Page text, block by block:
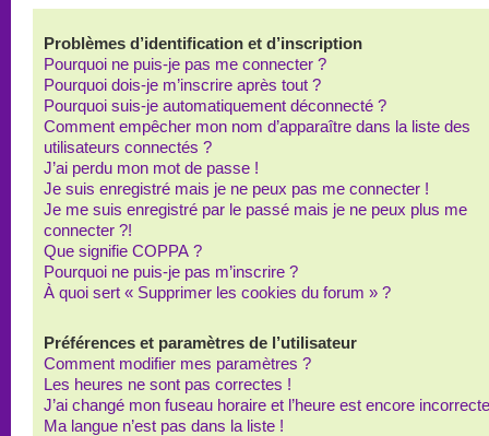
Problèmes d’identification et d’inscription
Pourquoi ne puis-je pas me connecter ?
Pourquoi dois-je m’inscrire après tout ?
Pourquoi suis-je automatiquement déconnecté ?
Comment empêcher mon nom d’apparaître dans la liste des
utilisateurs connectés ?
J’ai perdu mon mot de passe !
Je suis enregistré mais je ne peux pas me connecter !
Je me suis enregistré par le passé mais je ne peux plus me
connecter ?!
Que signifie COPPA ?
Pourquoi ne puis-je pas m’inscrire ?
À quoi sert « Supprimer les cookies du forum » ?
Préférences et paramètres de l’utilisateur
Comment modifier mes paramètres ?
Les heures ne sont pas correctes !
J’ai changé mon fuseau horaire et l’heure est encore
Ma langue n’est pas dans la liste !